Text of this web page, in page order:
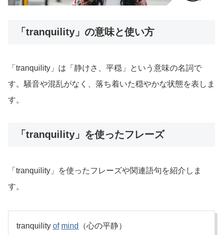
「tranquility」の意味と使い方
「tranquility」は「静けさ、平穏」という意味の名詞で
す。騒音や混乱がなく、落ち着いた穏やかな状態を表しま
す。
「tranquility」を使ったフレーズ
「tranquility」を使ったフレーズや関連語句を紹介しま
す。
tranquility of mind
（心の平静）